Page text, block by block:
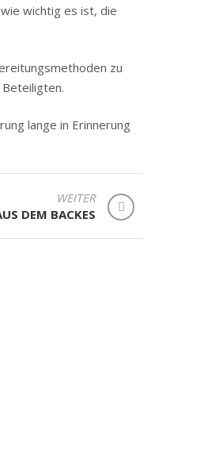
wichtig es ist, die
zu
lange in Erinnerung
WEITER
DEM BACKES